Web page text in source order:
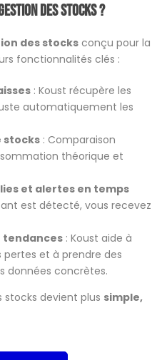
des stocks ?
des stocks conçu pour la
fonctionnalités clés :
: Koust récupère les
automatiquement les
stocks : Comparaison
théorique et
et alertes en temps
est détecté, vous recevez
tendances : Koust aide à
et à prendre des
données concrètes​.
stocks devient plus simple,